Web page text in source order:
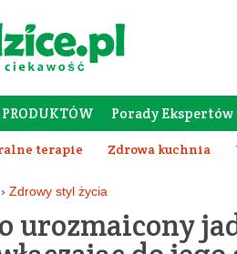
Porady Ekspertów
Forum
terapie Zdrowa kuchnia
› Zdrowy styl życia
urozmaicony